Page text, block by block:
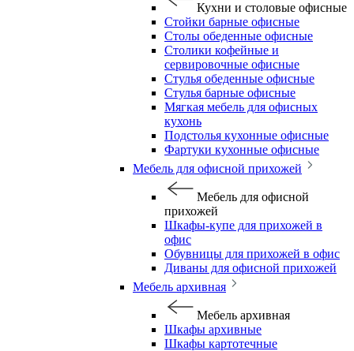
Кухни и столовые офисные
Стойки барные офисные
Столы обеденные офисные
Столики кофейные и
сервировочные офисные
Стулья обеденные офисные
Стулья барные офисные
Мягкая мебель для офисных
кухонь
Подстолья кухонные офисные
Фартуки кухонные офисные
Мебель для офисной прихожей
Мебель для офисной
прихожей
Шкафы-купе для прихожей в
офис
Обувницы для прихожей в офис
Диваны для офисной прихожей
Мебель архивная
Мебель архивная
Шкафы архивные
Шкафы картотечные